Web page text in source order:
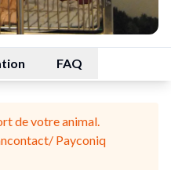
FAQ
de votre animal.
Payconiq